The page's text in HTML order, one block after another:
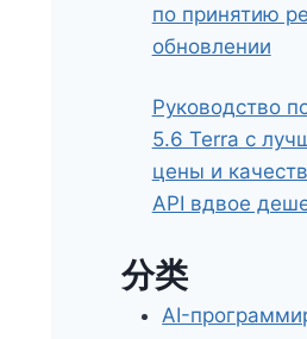
по принятию
обновлении
Руководство
5.6 Terra с
цены и
API вдвое
分类
AI-